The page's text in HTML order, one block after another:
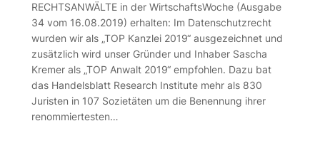
RECHTSANWÄLTE in der WirtschaftsWoche (Ausgabe
34 vom 16.08.2019) erhalten: Im Datenschutzrecht
wurden wir als „TOP Kanzlei 2019“ ausgezeichnet und
zusätzlich wird unser Gründer und Inhaber Sascha
Kremer als „TOP Anwalt 2019“ empfohlen. Dazu bat
das Handelsblatt Research Institute mehr als 830
Juristen in 107 Sozietäten um die Benennung ihrer
renommiertesten…